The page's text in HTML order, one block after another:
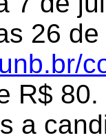
26
R$
a